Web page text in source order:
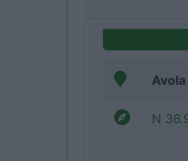
Avola
N